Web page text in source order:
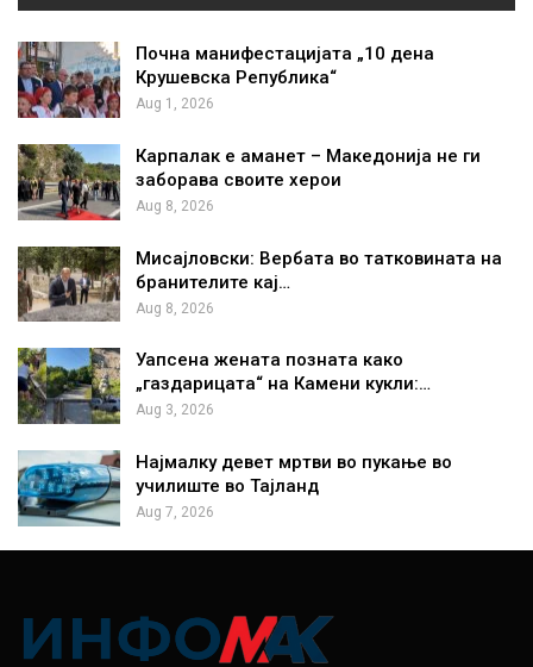
Почна манифестацијата „10 дена
Крушевска Република“
Aug 1, 2026
Карпалак е аманет – Македонија не ги
заборава своите херои
Aug 8, 2026
Мисајловски: Вербата во татковината на
бранителите кај…
Aug 8, 2026
Уапсена жената позната како
„газдарицата“ на Камени кукли:…
Aug 3, 2026
Најмалку девет мртви во пукање во
училиште во Тајланд
Aug 7, 2026